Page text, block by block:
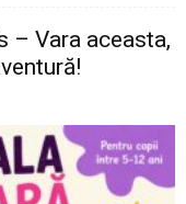
– Vara aceasta,